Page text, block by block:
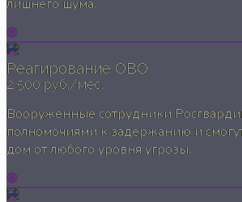
лишнего шума.
Реагирование ОВО
2 500 руб./мес.
Вооруженные сотрудники
полномочиями к задержанию и
дом от любого уровня угрозы.